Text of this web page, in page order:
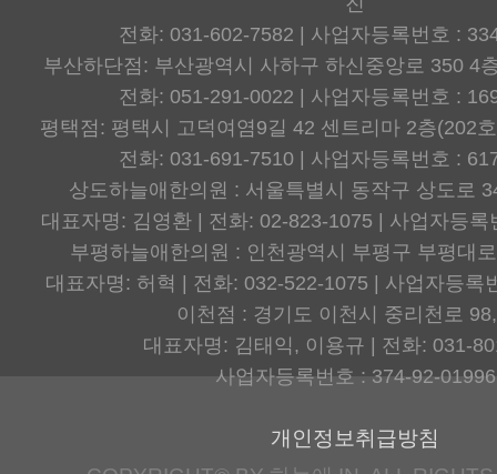
전화: 031-602-7582 | 사업자등록번호 :
부산하단점: 부산광역시 사하구 하신중앙로 350 4
전화: 051-291-0022 | 사업자등록번호 :
평택점: 평택시 고덕여염9길 42 센트리마 2층(202
전화: 031-691-7510 | 사업자등록번호 :
상도하늘애한의원 : 서울특별시 동작구 상도로
대표자명: 김영환 | 전화: 02-823-1075 | 사업자등록
부평하늘애한의원 : 인천광역시 부평구 부평대
대표자명: 허혁 | 전화: 032-522-1075 | 사업자등록
이천점 : 경기도 이천시 중리천로
대표자명: 김태익, 이용규 | 전화: 031-
사업자등록번호 : 374-92-01996
개인정보취급방침